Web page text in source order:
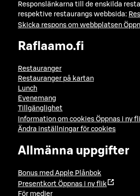
Responslänkarna till de enskilda
respektive restaurangs webbsida:
Skicka respons om webbplatsen
Raflaamo.fi
Restauranger
Restauranger på kartan
Lunch
Evenemang
Tillgänglighet
Information om cookies Öppnas i ny
Ändra inställningar för cookies
Allmänna uppgifter
Bonus med Apple Plånbok
Presentkort Öppnas i ny flik
För medier